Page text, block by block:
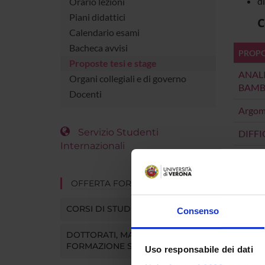
Consenso
Uso responsabile dei dati
Piani didattici
Calendario esami
Bacheca avvisi
Proposte tesi e stage
Organi collegiali e di governo
Docenti
Servizio Studenti
Internazionali
OFFERTA FORMATIVA
CORSI DI STUDIO
DOTTORATI, MASTER E
FORMAZIONE SUPERIORE